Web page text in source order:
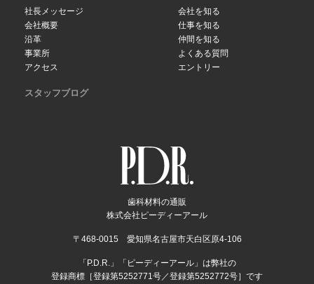
歯科材料の通販
株式会社ピーディーアール
〒468-0015 愛知県名古屋市天白区原4-106
「P.D.R.」「ピーディーアール」は弊社の
登録商標［登録第5252771号／登録第5252772号］です
社長メッセージ
会社概要
沿革
事業所
アクセス
会社を知る
仕事を知る
仲間を知る
よくある質問
エントリー
スタッフブログ